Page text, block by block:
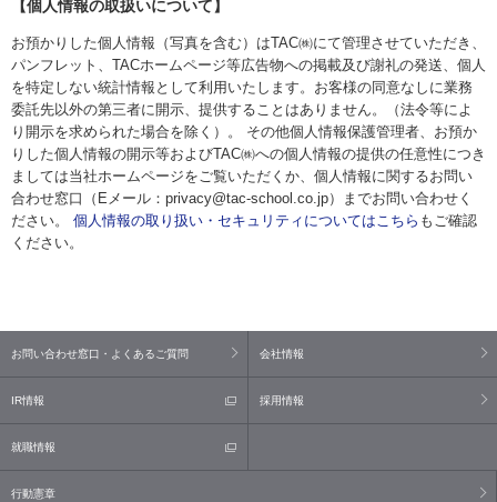
【個人情報の取扱いについて】
お預かりした個人情報（写真を含む）はTAC㈱にて管理させていただき、
パンフレット、TACホームページ等広告物への掲載及び謝礼の発送、個人
を特定しない統計情報として利用いたします。お客様の同意なしに業務
委託先以外の第三者に開示、提供することはありません。（法令等によ
り開示を求められた場合を除く）。 その他個人情報保護管理者、お預か
りした個人情報の開示等およびTAC㈱への個人情報の提供の任意性につき
ましては当社ホームページをご覧いただくか、個人情報に関するお問い
合わせ窓口（Eメール：privacy@tac-school.co.jp）までお問い合わせく
ださい。 個人情報の取り扱い・セキュリティについてはこちら もご確認
ください。
お問い合わせ窓口・よくあるご質問 会社情報
IR情報 採用情報
就職情報
行動憲章